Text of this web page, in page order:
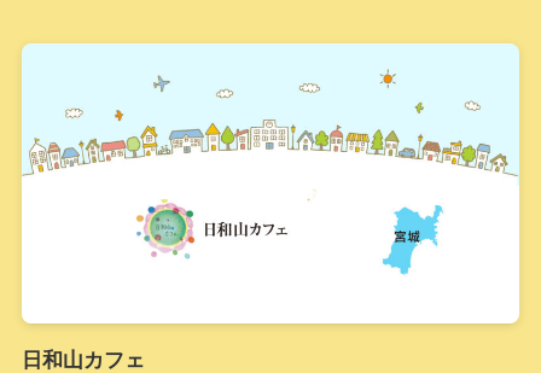
日和山カフェ